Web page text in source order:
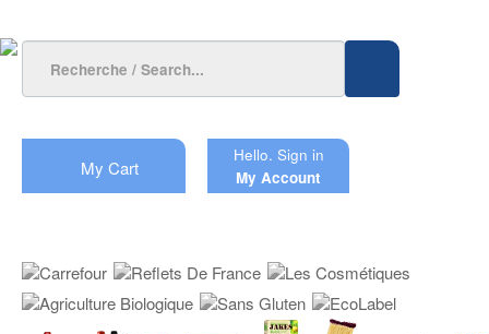
My Cart
Hello. Sign in
My Account